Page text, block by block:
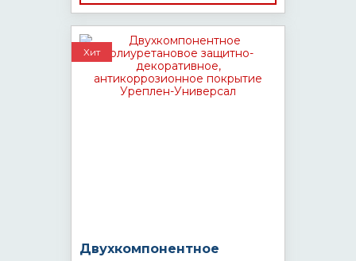
Хит
Двухкомпонентное